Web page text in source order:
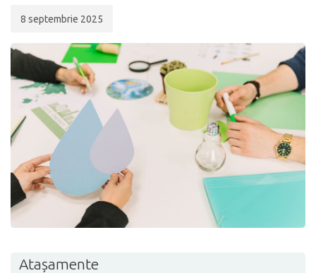
8 septembrie 2025
Atașamente